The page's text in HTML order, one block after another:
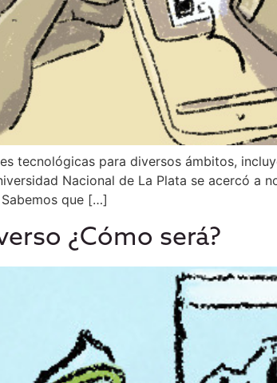
tecnológicas para diversos ámbitos,
Nacional de La Plata se acercó a
que […]
¿Cómo será?